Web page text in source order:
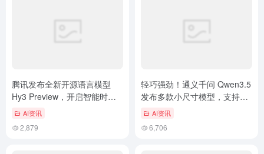
腾讯发布全新开源语言模型
Hy3 Preview，开启智能时代
新篇章
AI资讯
2,879
轻巧强劲！通义千问 Qwen3.5
发布多款小尺寸模型，支持消
费级显卡
AI资讯
6,706